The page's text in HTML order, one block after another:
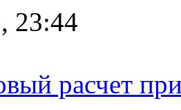
23:44
расчет